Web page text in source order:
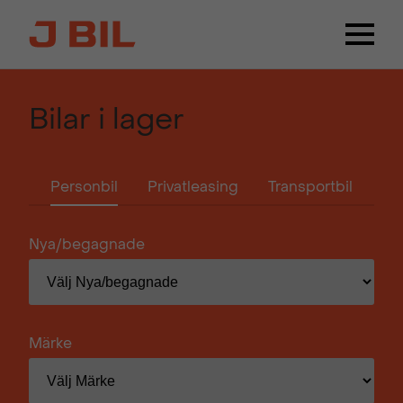
Bilar i lager
Personbil Privatleasing Transportbil
Nya/begagnade
Märke